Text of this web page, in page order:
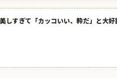
しすぎて「カッコいい、粋だ」と大